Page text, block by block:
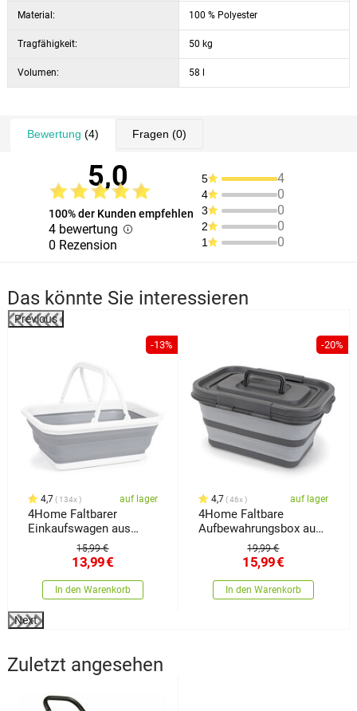
Material: 100 % Polyester
Tragfähigkeit: 50 kg
Volumen: 58 l
Bewertung (4) Fragen (0)
5,0
100% der Kunden empfehlen
4 bewertung
0 Rezension
5 4
4 0
3 0
2 0
1 0
Das könnte Sie interessieren
Previous
-13%
4,7 134x auf lager
4Home Faltbarer
Einkaufswagen aus
Silikon Clean
15,99 €
13,99€
In den Warenkorb
-20%
4,7 46x auf lager
4Home Faltbare
Aufbewahrungsbox aus
Silikon mit Deckel
19,99 €
15,99€
In den Warenkorb
Next
Zuletzt angesehen